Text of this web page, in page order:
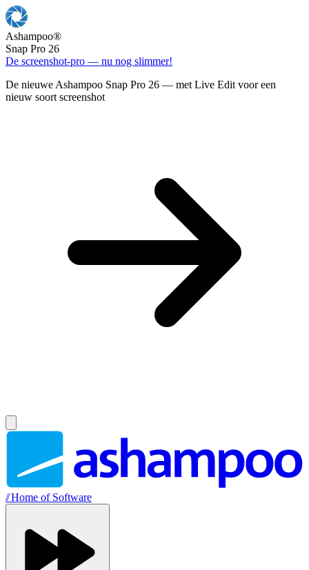
Ashampoo®
Snap Pro 26
De screenshot-pro — nu nog slimmer!
De nieuwe Ashampoo Snap Pro 26 — met Live Edit voor een
nieuw soort screenshot
//Home of Software